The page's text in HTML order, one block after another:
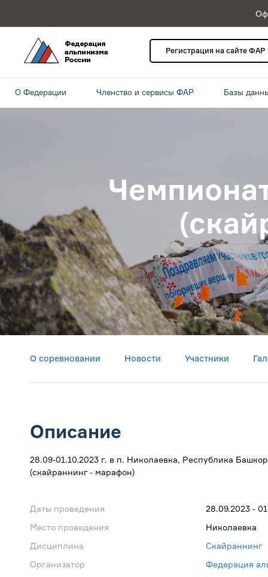
Регистрация на сайте ФАР
О Федерации Членство и сервисы ФАР Базы
О соревновании Новости Участники
Описание
28.09-01.10.2023 г. в п. Николаевка, Республика
(скайраннинг - марафон)
Даты проведения
28.09.2023 -
Место проведения
Николаевка
Дисциплина
Скайраннинг
Организатор
Федерация